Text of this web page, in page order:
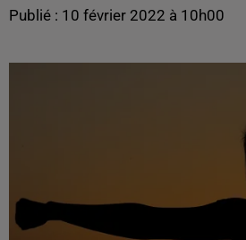
Publié : 10 février 2022 à 10h00